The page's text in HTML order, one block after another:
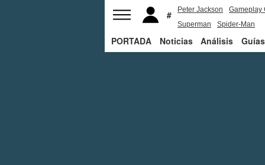
Peter Jackson
Gameplay
Superman
Spider-Man
PORTADA Noticias Análisis Guías